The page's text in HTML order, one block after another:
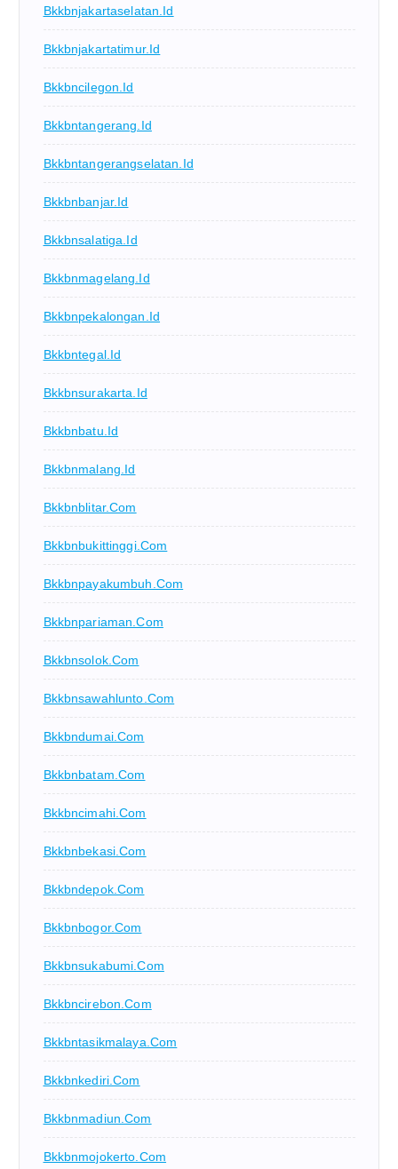
Bkkbnjakartaselatan.id
Bkkbnjakartatimur.id
Bkkbncilegon.id
Bkkbntangerang.id
Bkkbntangerangselatan.id
Bkkbnbanjar.id
Bkkbnsalatiga.id
Bkkbnmagelang.id
Bkkbnpekalongan.id
Bkkbntegal.id
Bkkbnsurakarta.id
Bkkbnbatu.id
Bkkbnmalang.id
Bkkbnblitar.com
Bkkbnbukittinggi.com
Bkkbnpayakumbuh.com
Bkkbnpariaman.com
Bkkbnsolok.com
Bkkbnsawahlunto.com
Bkkbndumai.com
Bkkbnbatam.com
Bkkbncimahi.com
Bkkbnbekasi.com
Bkkbndepok.com
Bkkbnbogor.com
Bkkbnsukabumi.com
Bkkbncirebon.com
Bkkbntasikmalaya.com
Bkkbnkediri.com
Bkkbnmadiun.com
Bkkbnmojokerto.com